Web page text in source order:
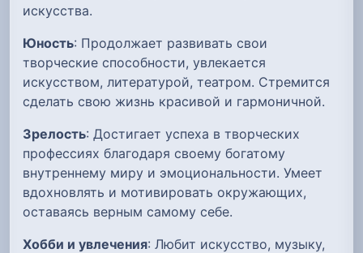
искусства.
Юность: Продолжает развивать свои
творческие способности, увлекается
искусством, литературой, театром. Стремится
сделать свою жизнь красивой и гармоничной.
Зрелость: Достигает успеха в творческих
профессиях благодаря своему богатому
внутреннему миру и эмоциональности. Умеет
вдохновлять и мотивировать окружающих,
оставаясь верным самому себе.
Хобби и увлечения: Любит искусство, музыку,